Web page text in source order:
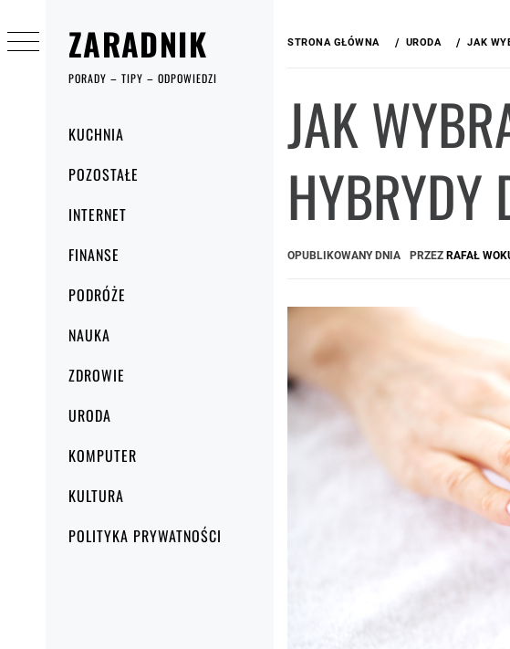
ZARADNIK
PORADY – TIPY – ODPOWIEDZI
główneKUCHNIA
POZOSTAŁE
INTERNET
FINANSE
PODRÓŻE
NAUKA
ZDROWIE
URODA
KOMPUTER
KULTURA
POLITYKA PRYWATNOŚCI
do
treści
STRONA GŁÓWNA URODA JAK
JAK
HYBRYDY
OPUBLIKOWANY DNIA PRZEZ RAFAŁ